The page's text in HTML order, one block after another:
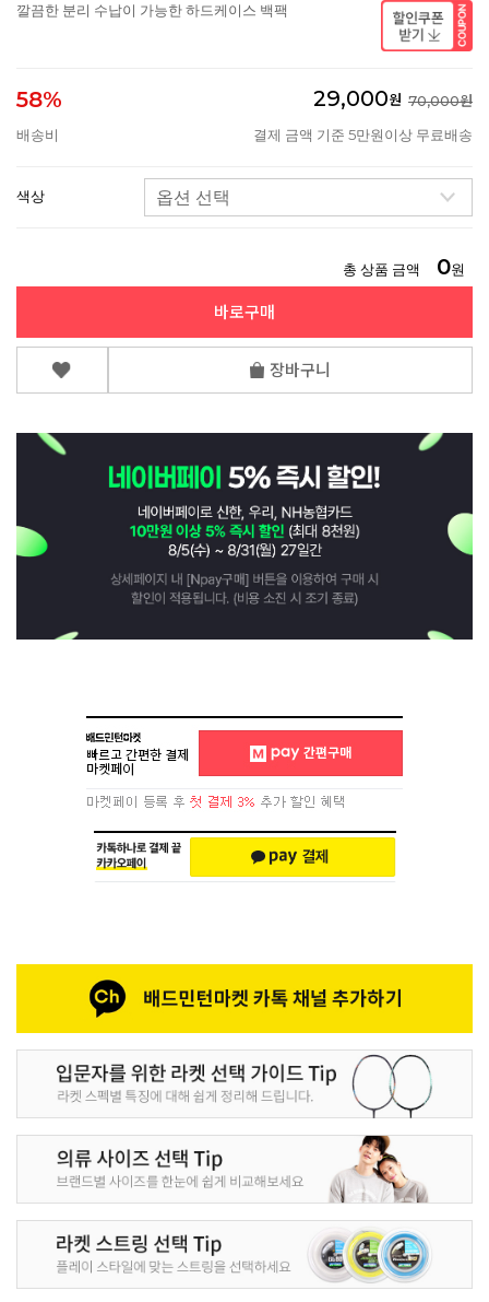
깔끔한 분리 수납이 가능한 하드케이스 백팩
58% 29,000원 70,000원
배송비
결제 금액 기준 5만원이상 무료배송
색상
총 상품 금액 0원
바로구매
장바구니